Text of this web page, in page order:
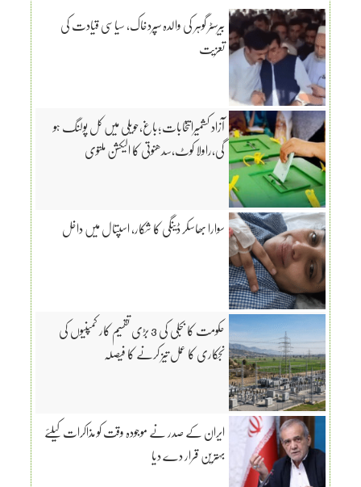
بیرسٹر گوہر کی والدہ سپردخاک، سیاسی قیادت کی
تعزیت
آزاد کشمیرانتخابات؛باغ،حویلی میں کل پولنگ ہو
گی،راولا کوٹ،سدھنوتی کا الیکشن ملتوی
سوارا بھاسکر ڈینگی کا شکار، اسپتال میں داخل
حکومت کا بجلی کی 3 بڑی تقسیم کار کمپنیوں کی
نجکاری کا عمل تیز کرنے کا فیصلہ
ایران کے صدر نے موجودہ وقت کو مذاکرات کیلئے
بہترین قرار دے دیا